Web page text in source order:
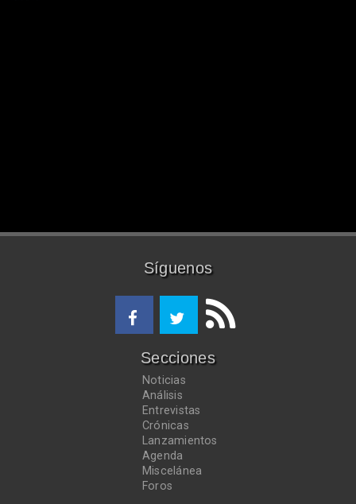
Síguenos
Secciones
Noticias
Análisis
Entrevistas
Crónicas
Lanzamientos
Agenda
Miscelánea
Foros